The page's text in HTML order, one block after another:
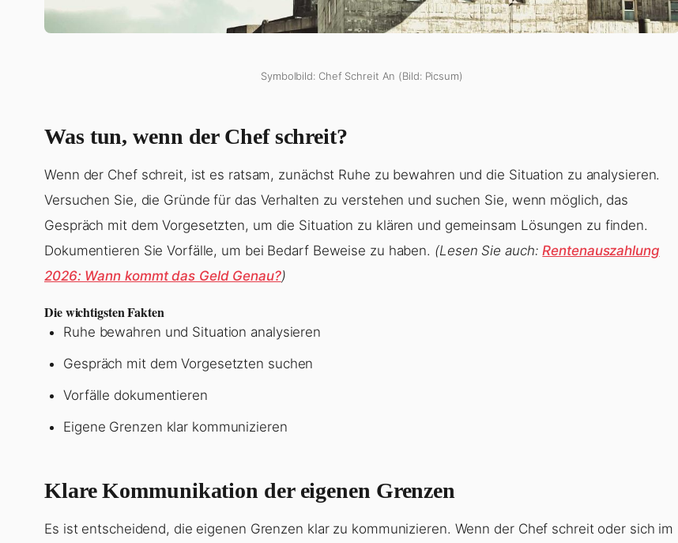
Symbolbild: Chef Schreit An (Bild: Picsum)
Was tun, wenn der Chef schreit?
Wenn der Chef schreit, ist es ratsam, zunächst Ruhe zu bewahren und die Situation zu analysieren.
Versuchen Sie, die Gründe für das Verhalten zu verstehen und suchen Sie, wenn möglich, das
Gespräch mit dem Vorgesetzten, um die Situation zu klären und gemeinsam Lösungen zu finden.
Dokumentieren Sie Vorfälle, um bei Bedarf Beweise zu haben. (Lesen Sie auch:Rentenauszahlung
2026: Wann kommt das Geld Genau?)
Die wichtigsten Fakten
Ruhe bewahren und Situation analysieren
Gespräch mit dem Vorgesetzten suchen
Vorfälle dokumentieren
Eigene Grenzen klar kommunizieren
Klare Kommunikation der eigenen Grenzen
Es ist entscheidend, die eigenen Grenzen klar zu kommunizieren. Wenn der Chef schreit oder sich im